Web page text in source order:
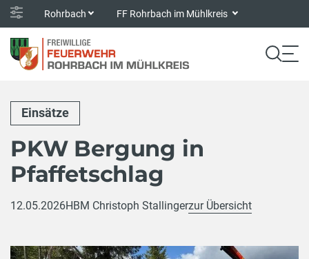
Rohrbach FF Rohrbach im Mühlkreis
Einsätze
PKW Bergung in
Pfaffetschlag
12.05.2026HBM Christoph Stallingerzur Übersicht